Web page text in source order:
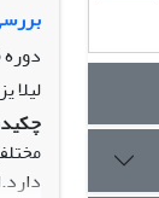
دوره 5، شماره 1، بهار 1390، صفحه
لیلا